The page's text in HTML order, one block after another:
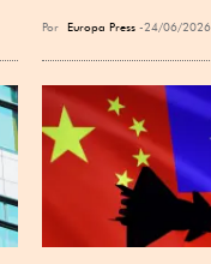
Por Europa Press 24/06/